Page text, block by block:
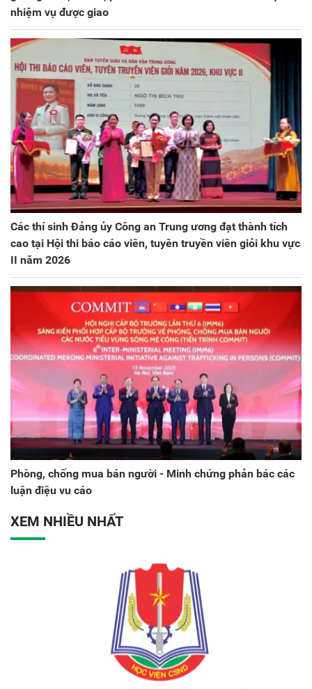
nhiệm vụ được giao
Các thí sinh Đảng ủy Công an Trung ương đạt thành tích
cao tại Hội thi báo cáo viên, tuyên truyền viên giỏi khu vực
II năm 2026
Phòng, chống mua bán người - Minh chứng phản bác các
luận điệu vu cáo
XEM NHIỀU NHẤT